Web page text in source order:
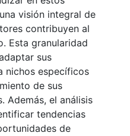
visión integral de
contribuyen al
Esta granularidad
sus
nichos específicos
de sus
Además, el análisis
tendencias
de